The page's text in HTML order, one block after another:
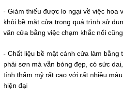
- Giảm thiểu được lo ngại về việc hoa
khỏi bề mặt cửa trong quá trình sử
văn cửa bằng việc chạm khắc nổi
- Chất liệu bề mặt cánh cửa làm bằng
phải sơn mà vẫn bóng đẹp, có sức
tính thẩm mỹ rất cao với rất nhiều
hiện đại